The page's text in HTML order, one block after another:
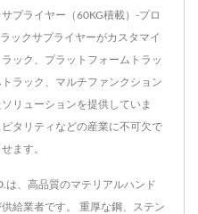
プライヤー（60KG積載）-プロ
ックサプライヤーがカスタマイ
ック、プラットフォームトラッ
ラック、マルチファンクション
リューションを提供していま
タリティなどの産業に不可欠で
ます。
は、高品質のマテリアルハンド
給業者です。 重厚な鋼、ステン